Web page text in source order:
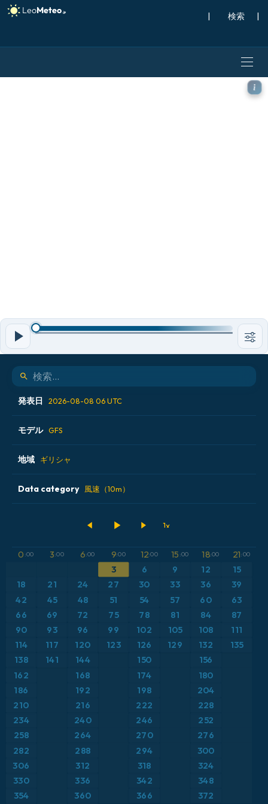
| |
GFS モデル - ギリシャ, 風
発表日 2026-08-08 06 UTC
2026-08-07 12 UTC
2026-08-07 18 UTC
2026-08-08 00 UTC
モデル GFS
ALADIN CZ 2.3 km
ECMWF AIFS [AI]
ICON ドイツ 2 km
地域 ギリシャ
アイスランド
イタリア
オーストリア
ギリシャ
スイス
スカンジナビア
スペイン
トルコ
Data category 風速（10m）
気温異常（2m）
気温異常（850hPa）
気温（2m）
気温（850hPa）
積雪深
突風
突風（最大）
0 :00 3:00 6:00 9:00 12:00 15 :00 18:00 21:00
3 6 9 12
15
18
21 24 27 30 33 36 39
42 45 48 51 54 57 60 63
66 69 72 75 78 81 84
87
90
93 96 99 102 105 108 111
114 117 120 123 126 129 132 135
138 141 144 150
156
162
168 174
180
186
192 198
204
210
216 222 228
234 240 246 252
258 264 270
276
282
288 294
300
306
312 318
324
330
336 342 348
354 360 366 372